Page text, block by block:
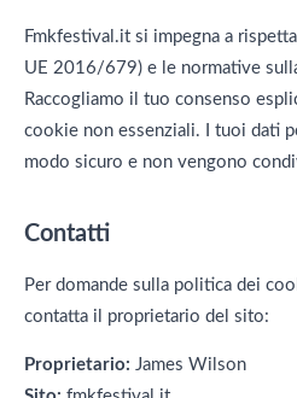
Fmkfestival.it si impegna a
UE 2016/679) e le normative
Raccogliamo il tuo consenso
cookie non essenziali. I tuoi dati
modo sicuro e non vengono
Contatti
Per domande sulla politica dei
contatta il proprietario del sito:
Proprietario: James Wilson